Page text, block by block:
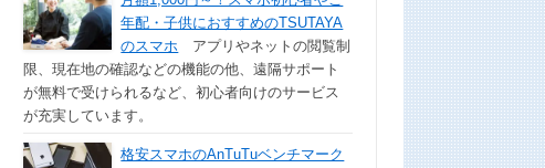
年配・子供におすすめのTSUTAYA
のスマホ アプリやネットの閲覧制
限、現在地の確認などの機能の他、遠隔サポート
が無料で受けられるなど、初心者向けのサービス
が充実しています。
格安スマホのAnTuTuベンチマーク